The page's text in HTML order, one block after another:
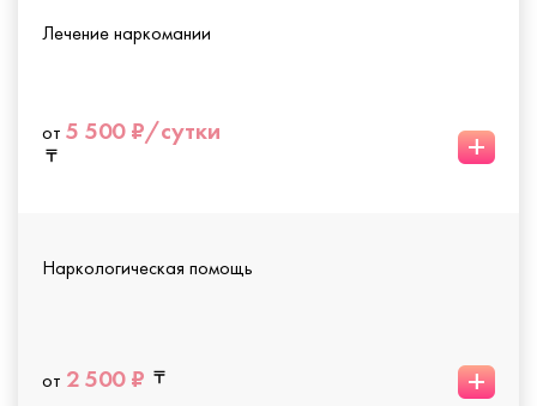
Лечение наркомании
от 5 500 ₽/сутки +
Наркологическая помощь
от 2 500 ₽ +